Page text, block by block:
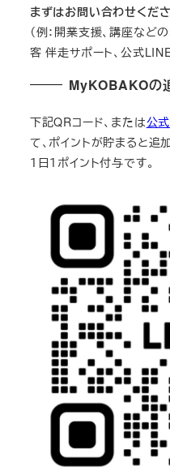
まずはお問い合わせくださ
（例：開業支援、講座など
客 伴走サポート、公式
MyKOBAKOの
下記QRコード、または公
て、ポイントが貯まると追
１日１ポイント付与です。